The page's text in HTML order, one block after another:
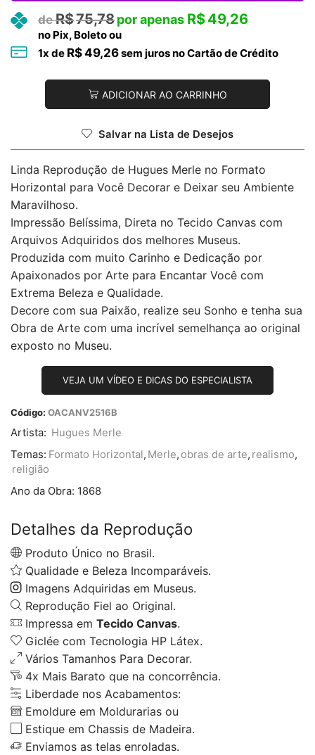
R$75,78 R$49,26
no Pix, Boleto ou
1x de R$49,26sem juros no Cartão de Crédito
ADICIONAR AO CARRINHO
Salvar na Lista de Desejos
Linda Reprodução de Hugues Merle no Formato
Horizontal para Você Decorar e Deixar seu Ambiente
Maravilhoso.
Impressão Belíssima, Direta no Tecido Canvas com
Arquivos Adquiridos dos melhores Museus.
Produzida com muito Carinho e Dedicação por
Apaixonados por Arte para Encantar Você com
Extrema Beleza e Qualidade.
Decore com sua Paixão, realize seu Sonho e tenha sua
Obra de Arte com uma incrível semelhança ao original
exposto no Museu.
VEJA UM VÍDEO E DICAS DO ESPECIALISTA
Código: OACANV2516B
Artista: Hugues Merle
Temas: Formato Horizontal, Merle, obras de arte, realismo,
religião
Ano da Obra: 1868
Detalhes da Reprodução
Produto Único no Brasil.
Qualidade e Beleza Incomparáveis.
Imagens Adquiridas em Museus.
Reprodução Fiel ao Original.
Impressa em Tecido Canvas.
Giclée com Tecnologia HP Látex.
Vários Tamanhos Para Decorar.
4x Mais Barato que na concorrência.
Liberdade nos Acabamentos:
Emoldure em Moldurarias ou
Estique em Chassis de Madeira.
Enviamos as telas enroladas.